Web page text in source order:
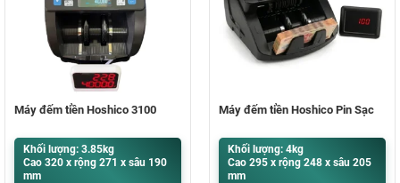
Máy đếm tiền Hoshico 3100
Khối lượng: 3.85kg
Cao 320 x rộng 271 x sâu 190
mm
Máy đếm tiền Hoshico Pin Sạc
Khối lượng: 4kg
Cao 295 x rộng 248 x sâu 205
mm